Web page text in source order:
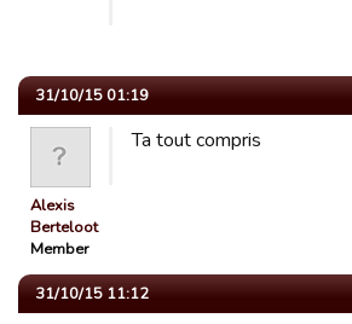
31/10/15 01:19
Alexis
Berteloot
Member
Ta tout compris
31/10/15 11:12